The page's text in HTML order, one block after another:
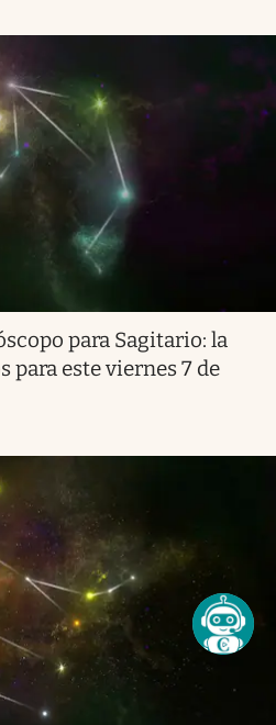
para Sagitario: la
para este viernes 7 de